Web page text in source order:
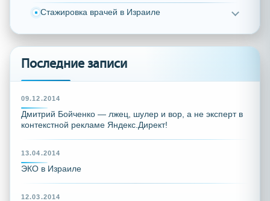
Стажировка врачей в Израиле
Последние записи
09.12.2014
Дмитрий Бойченко — лжец, шулер и вор, а не эксперт в
контекстной рекламе Яндекс.Директ!
13.04.2014
ЭКО в Израиле
12.03.2014